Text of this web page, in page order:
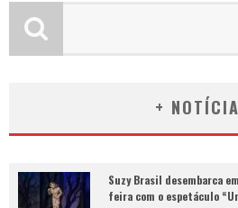
+
Suzy Brasil desembarca
feira com o espetáculo